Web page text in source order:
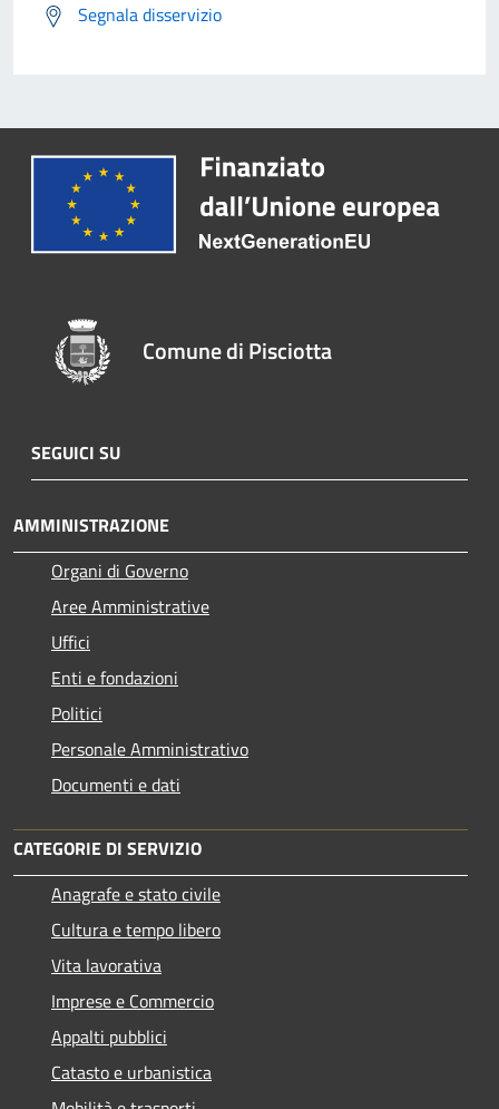
Segnala disservizio
Comune di Pisciotta
SEGUICI SU
AMMINISTRAZIONE
Organi di Governo
Aree Amministrative
Uffici
Enti e fondazioni
Politici
Personale Amministrativo
Documenti e dati
CATEGORIE DI SERVIZIO
Anagrafe e stato civile
Cultura e tempo libero
Vita lavorativa
Imprese e Commercio
Appalti pubblici
Catasto e urbanistica